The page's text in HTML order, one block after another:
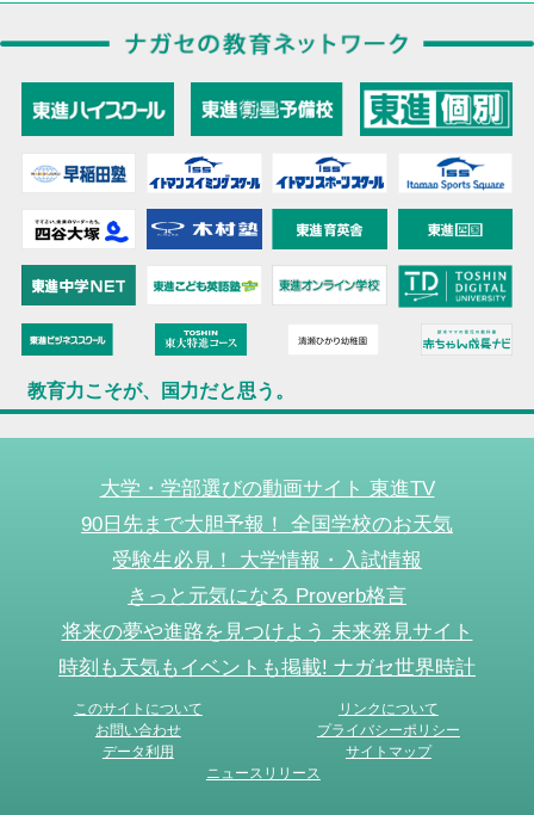
教育力こそが、国力だと思う。
大学・学部選びの動画サイト 東進TV
90日先まで大胆予報！ 全国学校のお天気
受験生必見！ 大学情報・入試情報
きっと元気になる Proverb格言
将来の夢や進路を見つけよう 未来発見サイト
時刻も天気もイベントも掲載! ナガセ世界時計
このサイトについて
リンクについて
お問い合わせ
プライバシーポリシー
データ利用
サイトマップ
ニュースリリース